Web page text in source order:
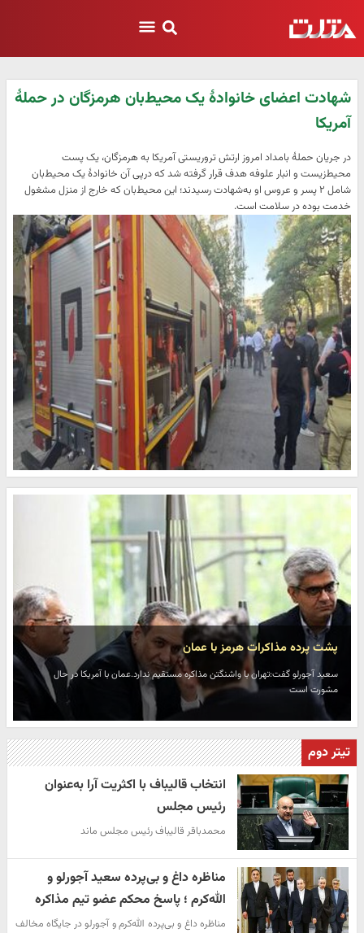
شهادت اعضای خانوادهٔ یک محیط‌بان هرمزگان در حملهٔ
آمریکا
در جریان حملهٔ بامداد امروز ارتش تروریستی آمریکا به هرمزگان، یک پست
محیط‌زیست و انبار علوفه هدف قرار گرفته شد که درپی آن خانوادهٔ یک محیط‌بان
شامل ۲ پسر و عروس او به‌شهادت رسیدند؛ این محیط‌بان که خارج از منزل مشغول
خدمت بوده در سلامت است.
پشت پرده مذاکرات هرمز با عمان
سعید آجورلو گفت:تهران با واشنگتن مذاکره مستقیم ندارد.عمان با آمریکا در حال
مشورت است
تیتر دوم
انتخاب قالیباف با اکثریت آرا به‌عنوان
رئیس مجلس
محمدباقر قالیباف رئیس مجلس ماند
مناظره داغ و بی‌پرده سعید آجورلو و
الله‌کرم ؛ پاسخ محکم عضو تیم مذاکره
مناظره داغ و بی‌پرده الله‌کرم و آجورلو در جایگاه مخالف